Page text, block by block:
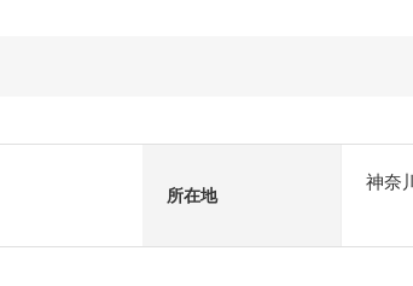
所在地
神奈